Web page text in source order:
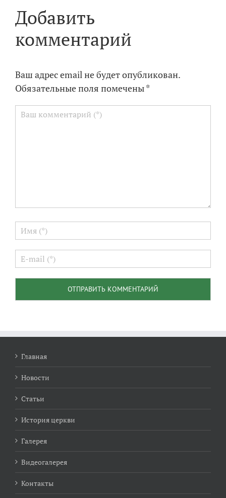
Добавить
комментарий
Ваш адрес email не будет опубликован.
Обязательные поля помечены*
Главная
Новости
Статьи
История церкви
Галерея
Видеогалерея
Контакты